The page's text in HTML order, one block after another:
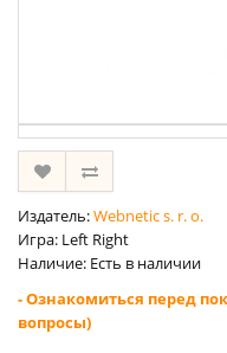
Издатель:Webnetic s. r. o.
Игра: Left Right
Наличие: Есть в наличии
- Ознакомиться перед
вопросы)